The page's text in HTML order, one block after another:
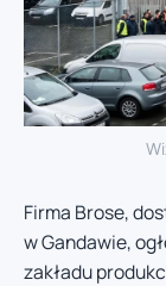
Firma Brose,
w Gandawie,
zakładu